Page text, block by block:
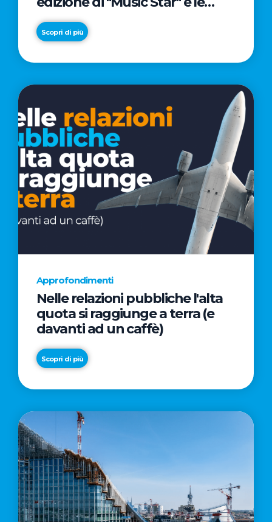
prestigiose partnership con
Radio Italia e Live Nation
Scopri di più
Approfondimenti
Nelle relazioni pubbliche l'alta
quota si raggiunge a terra (e
davanti ad un caffè)
Scopri di più